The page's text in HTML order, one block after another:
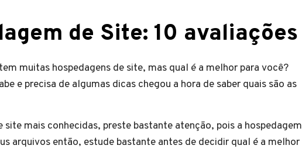
de Site: 10 avaliações
muitas hospedagens de site, mas qual é a melhor para você?
e precisa de algumas dicas chegou a hora de saber quais são as
site mais conhecidas, preste bastante atenção, pois a hospedagem
arquivos então, estude bastante antes de decidir qual é a melhor